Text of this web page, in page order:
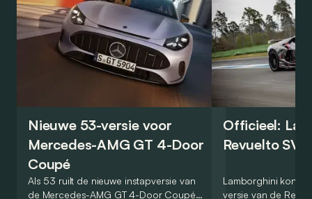
Nieuwe 53-versie voor
Mercedes-AMG GT 4-Door
Coupé
Als 53 ruilt de nieuwe instapversie van
de Mercedes-AMG GT 4-Door Coupé
Officieel:
Revuelto SV
Lamborghini
versie van de